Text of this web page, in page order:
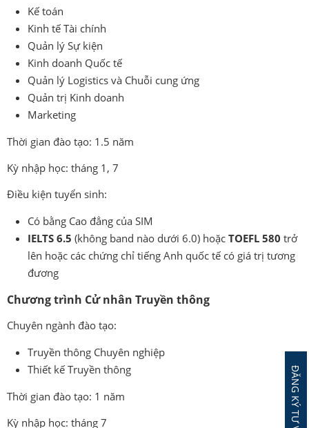
Kế toán
Kinh tế Tài chính
Quản lý Sự kiện
Kinh doanh Quốc tế
Quản lý Logistics và Chuỗi cung ứng
Quản trị Kinh doanh
Marketing
Thời gian đào tạo: 1.5 năm
Kỳ nhập học: tháng 1, 7
Điều kiện tuyển sinh:
Có bằng Cao đẳng của SIM
IELTS 6.5 (không band nào dưới 6.0) hoặc TOEFL 580 trở
lên hoặc các chứng chỉ tiếng Anh quốc tế có giá trị tương
đương
Chương trình Cử nhân Truyền thông
Chuyên ngành đào tạo:
Truyền thông Chuyên nghiệp
Thiết kế Truyền thông
Thời gian đào tạo: 1 năm
Kỳ nhập học: tháng 7